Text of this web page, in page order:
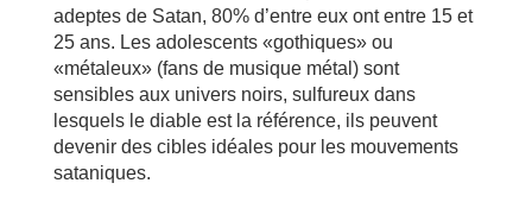
adeptes de Satan, 80% d’entre eux ont entre 15 et
25 ans. Les adolescents «gothiques» ou
«métaleux» (fans de musique métal) sont
sensibles aux univers noirs, sulfureux dans
lesquels le diable est la référence, ils peuvent
devenir des cibles idéales pour les mouvements
sataniques.